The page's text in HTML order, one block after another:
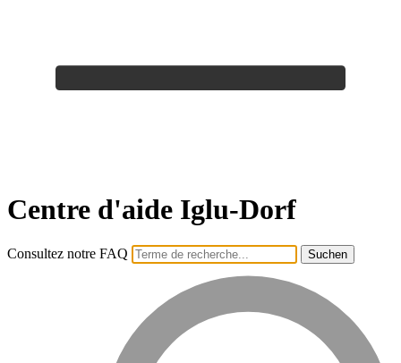
Centre d'aide Iglu-Dorf
Consultez notre FAQ